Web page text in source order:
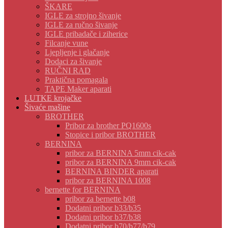
ŠKARE
IGLE za strojno šivanje
IGLE za ručno šivanje
IGLE pribadače i ziherice
Filcanje vune
Ljepljenje i glačanje
Dodaci za šivanje
RUČNI RAD
Praktična pomagala
TAPE Maker aparati
LUTKE krojačke
Šivaće mašine
BROTHER
Pribor za brother PQ1600s
Stopice i pribor BROTHER
BERNINA
pribor za BERNINA 5mm cik-cak
pribor za BERNINA 9mm cik-cak
BERNINA BINDER aparati
pribor za BERNINA 1008
bernette for BERNINA
pribor za bernette b08
Dodatni pribor b33/b35
Dodatni pribor b37/b38
Dodatni pribor b70/b77/b79